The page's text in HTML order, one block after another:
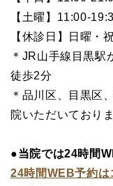
【土曜】11:00-
【休診日】日曜・
＊JR山手線目黒駅
徒歩2分
＊品川区、目黒区
院いただいており
●当院では24時間
24時間WEB予約は